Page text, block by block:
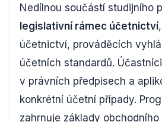
Nedílnou součástí studijního
legislativní rámec účetnictví
účetnictví, prováděcích
účetních standardů.
v právních předpisech a
konkrétní účetní případy.
zahrnuje základy obchodního